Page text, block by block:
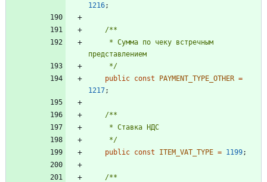
1216;
     */
public const PAYMENT_TYPE_OTHER =
1217;
     */
public const ITEM_VAT_TYPE = 1199;